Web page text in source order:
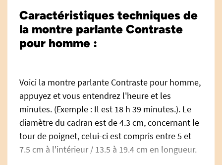
Caractéristiques techniques de
la montre parlante Contraste
pour homme :
Voici la montre parlante Contraste pour homme,
appuyez et vous entendrez l'heure et les
minutes. (Exemple : Il est 18 h 39 minutes.). Le
diamètre du cadran est de 4.3 cm, concernant le
tour de poignet, celui-ci est compris entre 5 et
7.5 cm à l'intérieur / 13.5 à 19.4 cm en longueur.